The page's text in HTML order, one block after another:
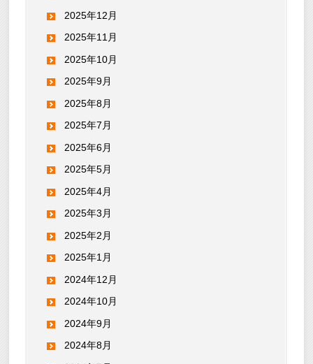
2025年12月
2025年11月
2025年10月
2025年9月
2025年8月
2025年7月
2025年6月
2025年5月
2025年4月
2025年3月
2025年2月
2025年1月
2024年12月
2024年10月
2024年9月
2024年8月